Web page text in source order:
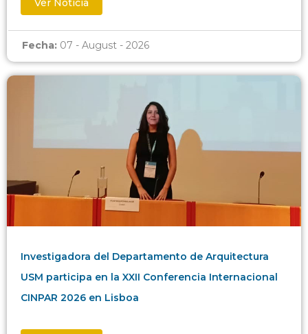
Ver Noticia
Fecha: 07 - August - 2026
Investigadora del Departamento de Arquitectura
USM participa en la XXII Conferencia Internacional
CINPAR 2026 en Lisboa